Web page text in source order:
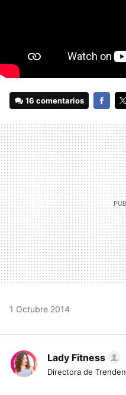
16 comentarios
1 Octubre 2014
Lady Fitness
Directora de